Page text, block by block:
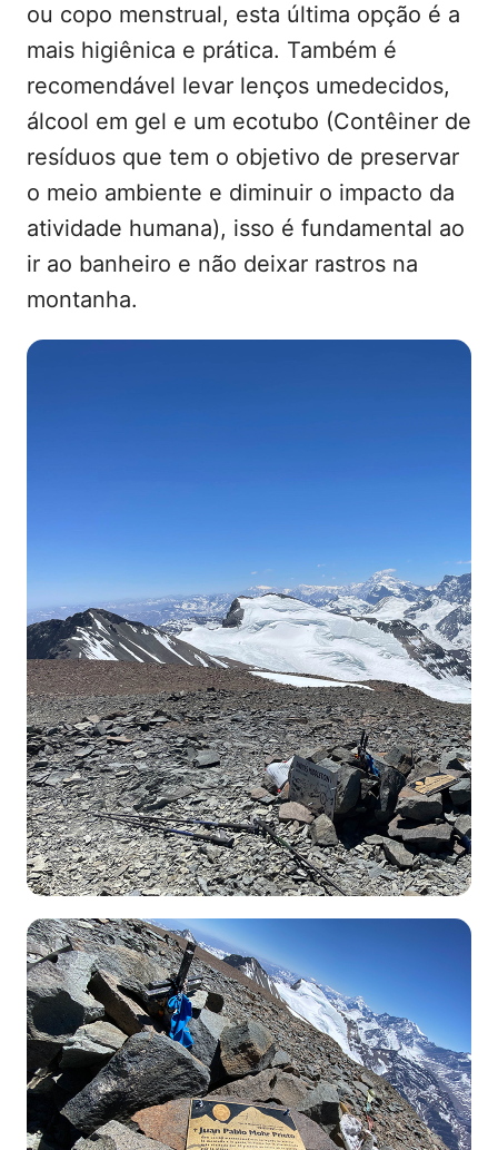
ou copo menstrual, esta última opção é a
mais higiênica e prática. Também é
recomendável levar lenços umedecidos,
álcool em gel e um ecotubo (Contêiner de
resíduos que tem o objetivo de preservar
o meio ambiente e diminuir o impacto da
atividade humana), isso é fundamental ao
ir ao banheiro e não deixar rastros na
montanha.